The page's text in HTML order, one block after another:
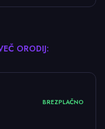
ORODIJ:
BREZPLAČNO